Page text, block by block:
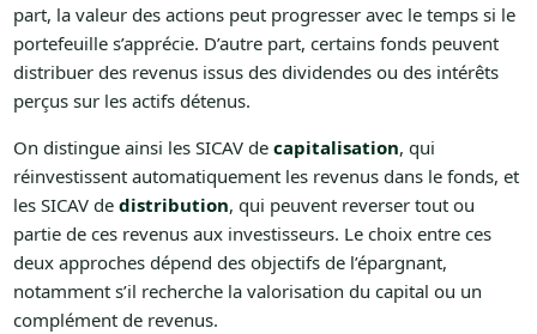
part, la valeur des actions peut progresser avec le temps si le
portefeuille s’apprécie. D’autre part, certains fonds peuvent
distribuer des revenus issus des dividendes ou des intérêts
perçus sur les actifs détenus.
On distingue ainsi les SICAV de capitalisation, qui
réinvestissent automatiquement les revenus dans le fonds, et
les SICAV de distribution, qui peuvent reverser tout ou
partie de ces revenus aux investisseurs. Le choix entre ces
deux approches dépend des objectifs de l’épargnant,
notamment s’il recherche la valorisation du capital ou un
complément de revenus.